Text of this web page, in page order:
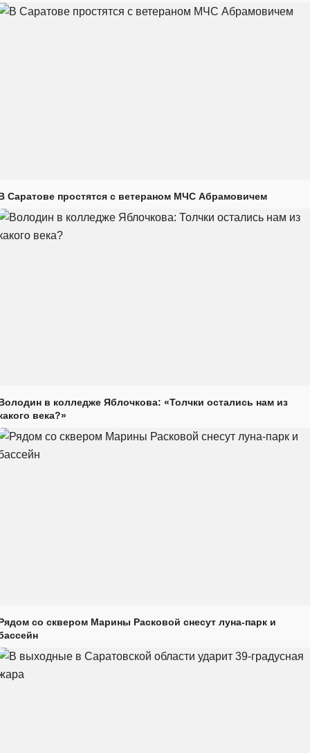
Саратове простятся с ветераном МЧС Абрамовичем
в колледже Яблочкова: «Толчки остались нам из
века?»
со сквером Марины Расковой снесут луна-парк и